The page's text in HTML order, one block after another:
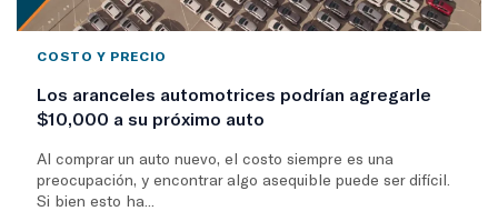
COSTO Y PRECIO
Los aranceles automotrices podrían agregarle
$10,000 a su próximo auto
Al comprar un auto nuevo, el costo siempre es una
preocupación, y encontrar algo asequible puede ser difícil.
Si bien esto ha...